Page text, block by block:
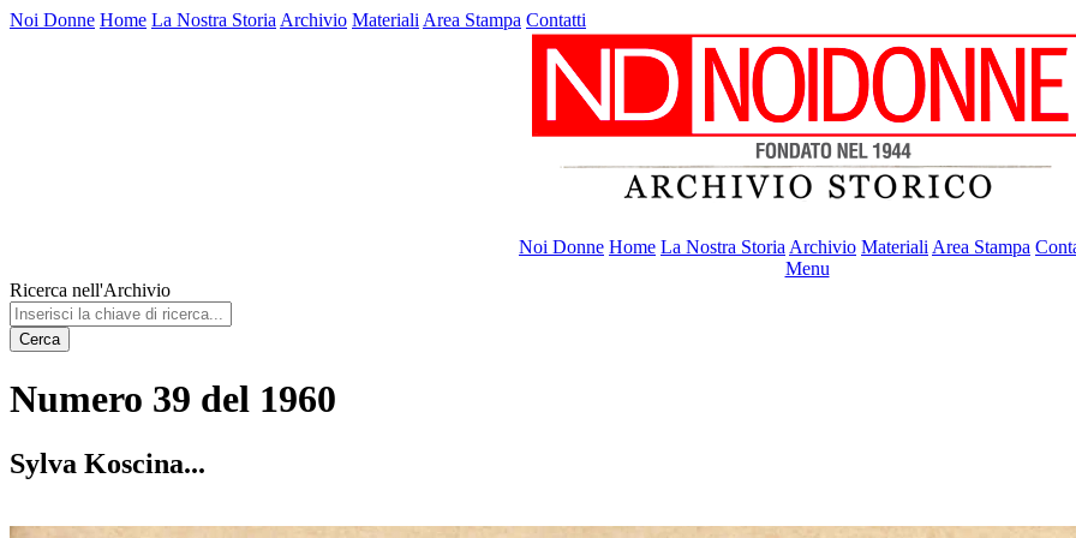
Noi Donne Home La Nostra Storia Archivio Materiali Area Stampa Contatti
Noi Donne Home La Nostra Storia Archivio Materiali Area Stampa
Menu
Ricerca nell'Archivio
Cerca
Numero 39 del 1960
Sylva Koscina...